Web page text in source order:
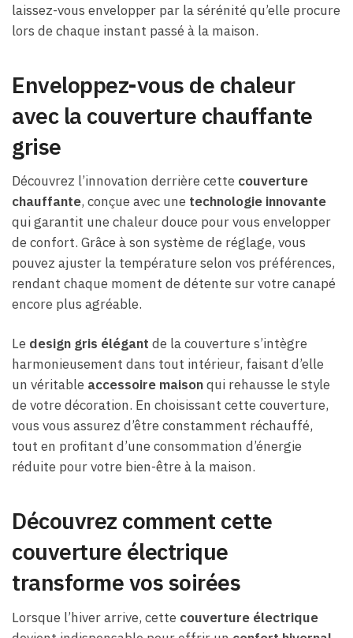
laissez-vous envelopper par la sérénité qu’elle procure
lors de chaque instant passé à la maison.
Enveloppez-vous de chaleur
avec la couverture chauffante
grise
Découvrez l’innovation derrière cette couverture
chauffante, conçue avec une technologie innovante
qui garantit une chaleur douce pour vous envelopper
de confort. Grâce à son système de réglage, vous
pouvez ajuster la température selon vos préférences,
rendant chaque moment de détente sur votre canapé
encore plus agréable.
Le design gris élégant de la couverture s’intègre
harmonieusement dans tout intérieur, faisant d’elle
un véritable accessoire maisonqui rehausse le style
de votre décoration. En choisissant cette couverture,
vous vous assurez d’être constamment réchauffé,
tout en profitant d’une consommation d’énergie
réduite pour votre bien-être à la maison.
Découvrez comment cette
couverture électrique
transforme vos soirées
Lorsque l’hiver arrive, cette couverture électrique